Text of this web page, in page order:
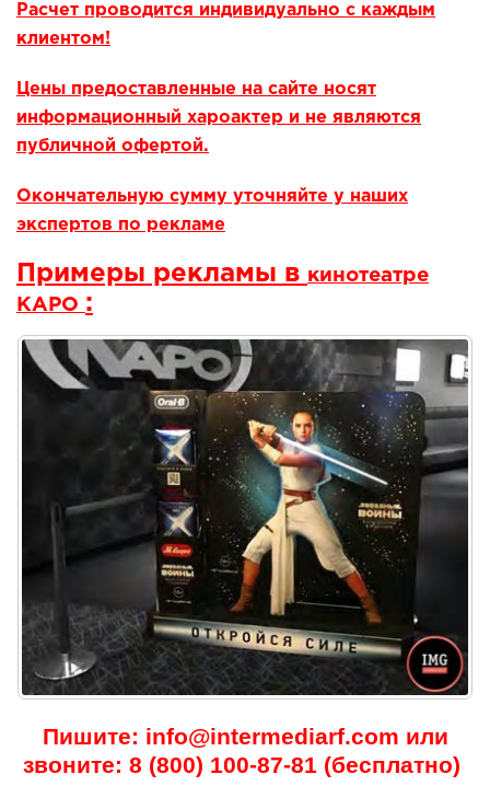
Расчет проводится индивидуально с каждым
клиентом!
Цены предоставленные на сайте носят
информационный хароактер и не являются
публичной офертой.
Окончательную сумму уточняйте у наших
экспертов по рекламе
Примеры рекламы в кинотеатре
КАРО :
Пишите: info@intermediarf.com или
звоните: 8 (800) 100-87-81 (бесплатно)